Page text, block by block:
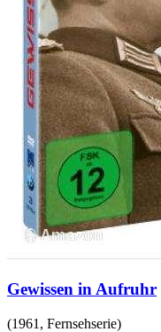
Gewissen in Aufruhr
(1961 , Fernsehserie)